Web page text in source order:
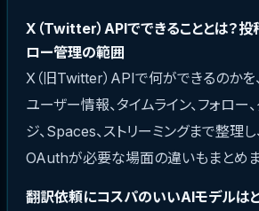
X（Twitter）APIでできることとは？投
ロー管理の範囲
X（旧Twitter）APIで何ができるのかを
ユーザー情報、タイムライン、フォロー
ジ、Spaces、ストリーミングまで整理
OAuthが必要な場面の違いもまとめま
翻訳依頼にコスパのいいAIモデルはど